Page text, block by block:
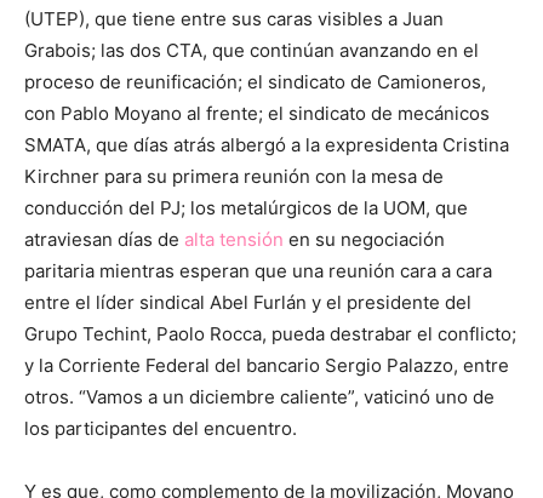
(UTEP), que tiene entre sus caras visibles a Juan
Grabois; las dos CTA, que continúan avanzando en el
proceso de reunificación; el sindicato de Camioneros,
con Pablo Moyano al frente; el sindicato de mecánicos
SMATA, que días atrás albergó a la expresidenta Cristina
Kirchner para su primera reunión con la mesa de
conducción del PJ; los metalúrgicos de la UOM, que
atraviesan días de alta tensión en su negociación
paritaria mientras esperan que una reunión cara a cara
entre el líder sindical Abel Furlán y el presidente del
Grupo Techint, Paolo Rocca, pueda destrabar el conflicto;
y la Corriente Federal del bancario Sergio Palazzo, entre
otros. “Vamos a un diciembre caliente”, vaticinó uno de
los participantes del encuentro.
Y es que, como complemento de la movilización, Moyano